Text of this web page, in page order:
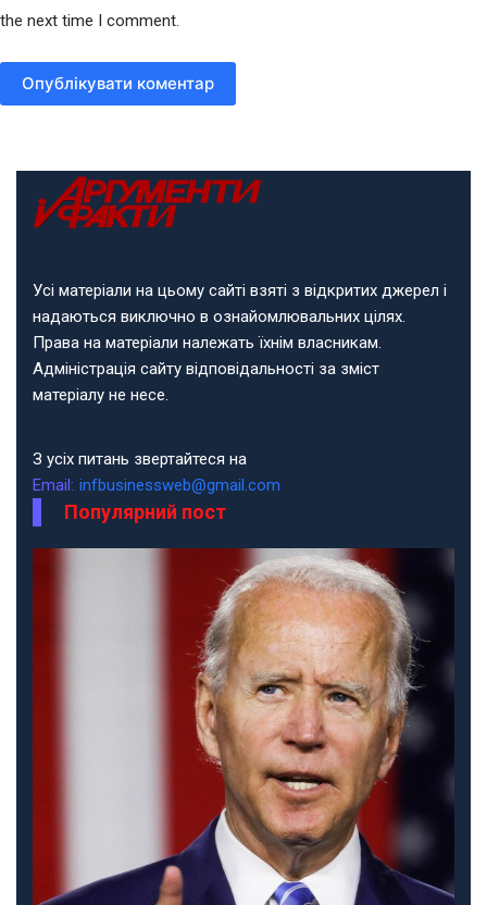
the next time I comment.
Опублікувати коментар
Усі матеріали на цьому сайті взяті з відкритих джерел і
надаються виключно в ознайомлювальних цілях.
Права на матеріали належать їхнім власникам.
Адміністрація сайту відповідальності за зміст
матеріалу не несе.
З усіх питань звертайтеся на
Email: infbusinessweb@gmail.com
Популярний пост